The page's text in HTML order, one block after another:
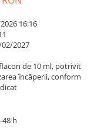
16:16
2027
de 10 ml, potrivit
încăperii, conform
48 h